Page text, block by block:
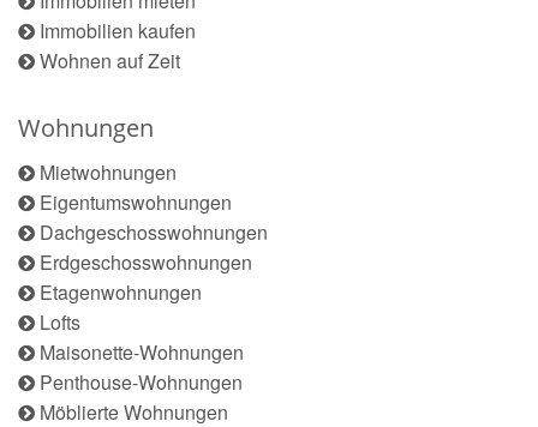
Immobilien kaufen
Wohnen auf Zeit
Wohnungen
Mietwohnungen
Eigentumswohnungen
Dachgeschosswohnungen
Erdgeschosswohnungen
Etagenwohnungen
Lofts
Maisonette-Wohnungen
Penthouse-Wohnungen
Möblierte Wohnungen